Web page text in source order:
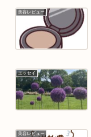
美容レビュー
エッセイ
美容レビュー